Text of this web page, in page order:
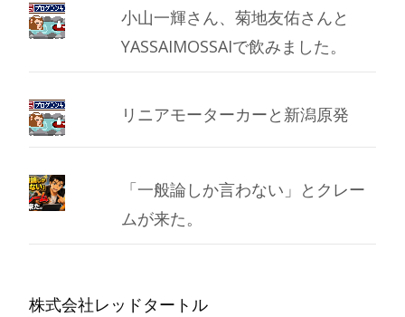
小山一輝さん、菊地友佑さんと
YASSAIMOSSAIで飲みました。
リニアモーターカーと新潟原発
「一般論しか言わない」とクレー
ムが来た。
株式会社レッドタートル